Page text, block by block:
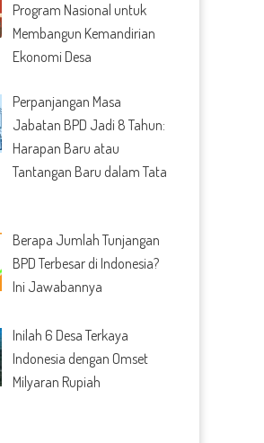
Program Nasional untuk
Membangun Kemandirian
Ekonomi Desa
Perpanjangan Masa
Jabatan BPD Jadi 8 Tahun:
Harapan Baru atau
Tantangan Baru dalam Tata
Berapa Jumlah Tunjangan
BPD Terbesar di Indonesia?
Ini Jawabannya
Inilah 6 Desa Terkaya
Indonesia dengan Omset
Milyaran Rupiah